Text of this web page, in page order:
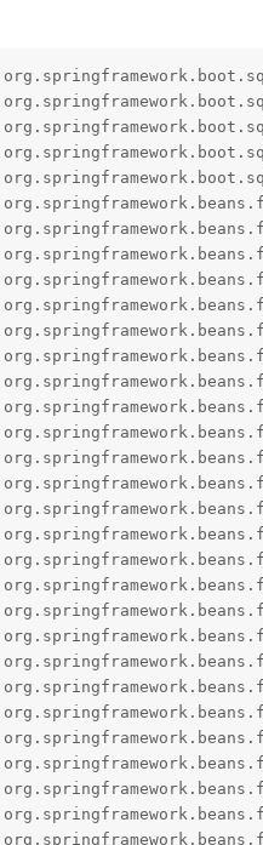
~[spring-beans-7.0.8.jar:7.0.8]
1Panel-halo-2t6s  |             at org.springframework.beans.factory.support.DefaultSingletonBeanRegistry.getSingleton(DefaultSingletonBeanRegistry.java:371) ~[spring-beans-7.0.8.jar:7.0.8]
1Panel-halo-2t6s  |             at org.springframework.beans.factory.support.AbstractBeanFactory.doGetBean(AbstractBeanFactory.java:331) ~[spring-beans-7.0.8.jar:7.0.8]
1Panel-halo-2t6s  |             at org.springframework.beans.factory.support.AbstractBeanFactory.getBean(AbstractBeanFactory.java:196) ~[spring-beans-7.0.8.jar:7.0.8]
1Panel-halo-2t6s  |             at org.springframework.beans.factory.support.AbstractBeanFactory.doGetBean(AbstractBeanFactory.java:309) ~[spring-beans-7.0.8.jar:7.0.8]
1Panel-halo-2t6s  |             at org.springframework.beans.factory.support.AbstractBeanFactory.getBean(AbstractBeanFactory.java:196) ~[spring-beans-7.0.8.jar:7.0.8]
1Panel-halo-2t6s  |             at org.springframework.beans.factory.support.AbstractBeanFactory.doGetBean(AbstractBeanFactory.java:309) ~[spring-beans-7.0.8.jar:7.0.8]
1Panel-halo-2t6s  |             at org.springframework.beans.factory.support.AbstractBeanFactory.getBean(AbstractBeanFactory.java:201) ~[spring-